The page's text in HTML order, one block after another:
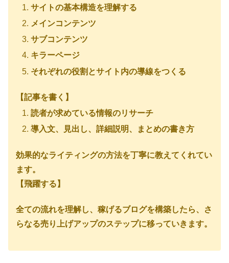
サイトの基本構造を理解する
メインコンテンツ
サブコンテンツ
キラーページ
それぞれの役割とサイト内の導線をつくる
【記事を書く】
読者が求めている情報のリサーチ
導入文、見出し、詳細説明、まとめの書き方
効果的なライティングの方法を丁寧に教えてくれてい
ます。
【飛躍する】
全ての流れを理解し、稼げるブログを構築したら、さ
らなる売り上げアップのステップに移っていきます。